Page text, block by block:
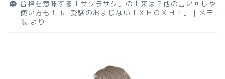
合格を意味する「サクラサク」の由来は？他の言い回しや
使い方も！
に 受験のおまじない「ＸＨＯＸＨ！」 | メモ
帳 より